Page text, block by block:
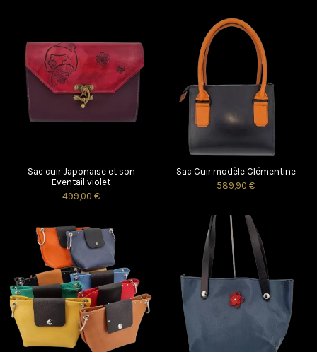
Sac cuir Japonaise et son
Eventail violet
499,00 €
Sac Cuir modèle Clémentine
589,90 €